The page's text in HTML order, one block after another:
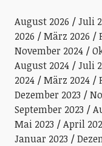
August 2026 Juli
2026
März 2026
November 2024
August 2024
Juli
2024
März 2024
Dezember 2023
September 2023
Mai 2023
April
Januar 2023